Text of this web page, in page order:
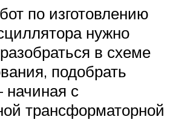
по изготовлению
нужно
в схеме
подобрать
начиная с
трансформаторной